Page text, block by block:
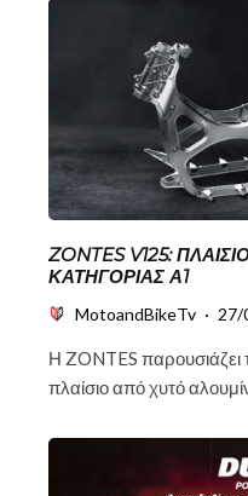
ZONTES V125:
ΚΑΤΗΓΟΡΊΑΣ Α1
MotoandBikeTv · 27/
Η ZONTES
πλαίσιο από χυτό